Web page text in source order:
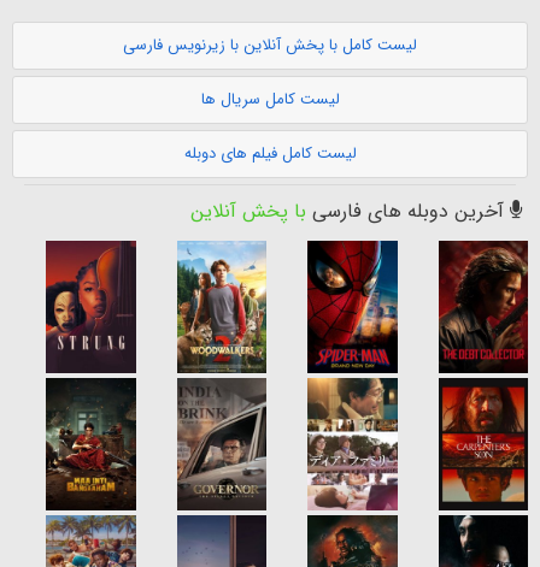
لیست کامل با پخش آنلاین با زیرنویس فارسی
لیست کامل سریال ها
لیست کامل فیلم های دوبله
آخرین دوبله های فارسی با پخش آنلاین